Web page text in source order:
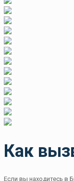
Как
Если вы находитесь в